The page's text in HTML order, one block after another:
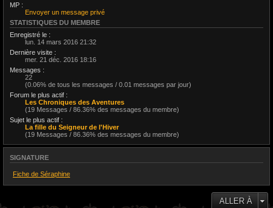
MP :
Envoyer un message privé
STATISTIQUES DU MEMBRE
Enregistré le :
lun. 14 mars 2016 21:32
Dernière visite :
mer. 21 déc. 2016 18:16
Messages :
22
(0.06% de tous les messages / 0.01 messages par jour)
Forum le plus actif :
Les Chroniques des Aventures
(19 Messages / 86.36% des messages du membre)
Sujet le plus actif :
La fille du Seigneur de l'Hiver
(19 Messages / 86.36% des messages du membre)
SIGNATURE
Fiche de Séraphine
ALLER À